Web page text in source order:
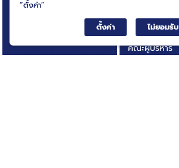
(BRIDGE)
ประกาศการจัดซื้อจัดจ้าง
คณะกรรมการ
คณะผู้บริหาร
“ตั้งค่า”
ตั้งค่า
ไม่ยอมรับ